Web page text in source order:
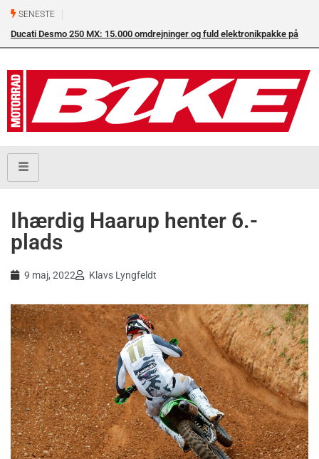
SENESTE
Ducati Desmo 250 MX: 15.000 omdrejninger og fuld elektronikpakke på
Ihærdig Haarup henter 6.-
plads
9 maj, 2022 Klavs Lyngfeldt